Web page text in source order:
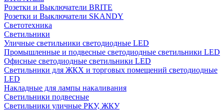
Розетки и Выключатели BRITE
Розетки и Выключатели SKANDY
Светотехника
Светильники
Уличные светильники светодиодные LED
Промышленные и подвесные светодиодные светильники LED
Офисные светодиодные светильники LED
Светильники для ЖКХ и торговых помещений светодиодные
LED
Накладные для лампы накаливания
Светильники подвесные
Светильники уличные РКУ, ЖКУ